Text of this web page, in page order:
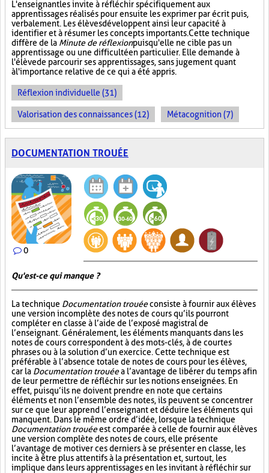
L'enseignant les invite à réfléchir spécifiquement aux
apprentissages réalisés pour ensuite les exprimer par écrit puis,
verbalement. Les élèves développent ainsi leur capacité à
identifier et à résumer les concepts importants. Cette technique
diffère de la Minute de réflexionpuisqu'elle ne cible pas un
apprentissage ou une difficulté en particulier. Elle demande à
l'élève de parcourir ses apprentissages, sans jugement quant
à l'importance relative de ce qui a été appris.
Réflexion individuelle (31)
Valorisation des connaissances (12) Métacognition (7)
DOCUMENTATION TROUÉE
0
Qu'est-ce qui manque ?
La technique Documentation trouéeconsiste à fournir aux élèves
une version incomplète des notes de cours qu’ils pourront
compléter en classe à l’aide de l’exposé magistral de
l’enseignant. Généralement, les éléments manquants dans les
notes de cours correspondent à des mots-clés, à de courtes
phrases ou à la solution d’un exercice. Cette technique est
préférable à l’absence totale de notes de cours pour les élèves,
car la Documentation trouéea l’avantage de libérer du temps afin
de leur permettre de réfléchir sur les notions enseignées. En
effet, puisqu’ils ne doivent prendre en note que certains
éléments et non l’ensemble des notes, ils peuvent se concentrer
sur ce que leur apprend l’enseignant et déduire les éléments qui
manquent. Dans le même ordre d’idée, lorsque la technique
Documentation trouéeest comparée à celle de fournir aux élèves
une version complète des notes de cours, elle présente
l’avantage de motiver ces derniers à se présenter en classe, les
incite à être plus attentifs à la présentation et, surtout, les
implique dans leurs apprentissages en les invitant à réfléchir sur